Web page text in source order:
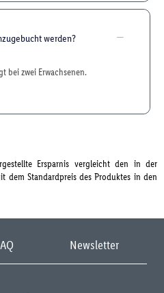
werden?
bei zwei Erwachsenen.
Ersparnis vergleicht den in der
dem Standardpreis des Produktes in den
Newsletter